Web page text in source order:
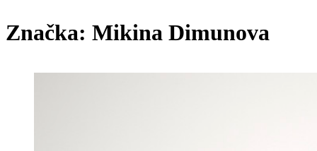
Značka: Mikina Dimunova